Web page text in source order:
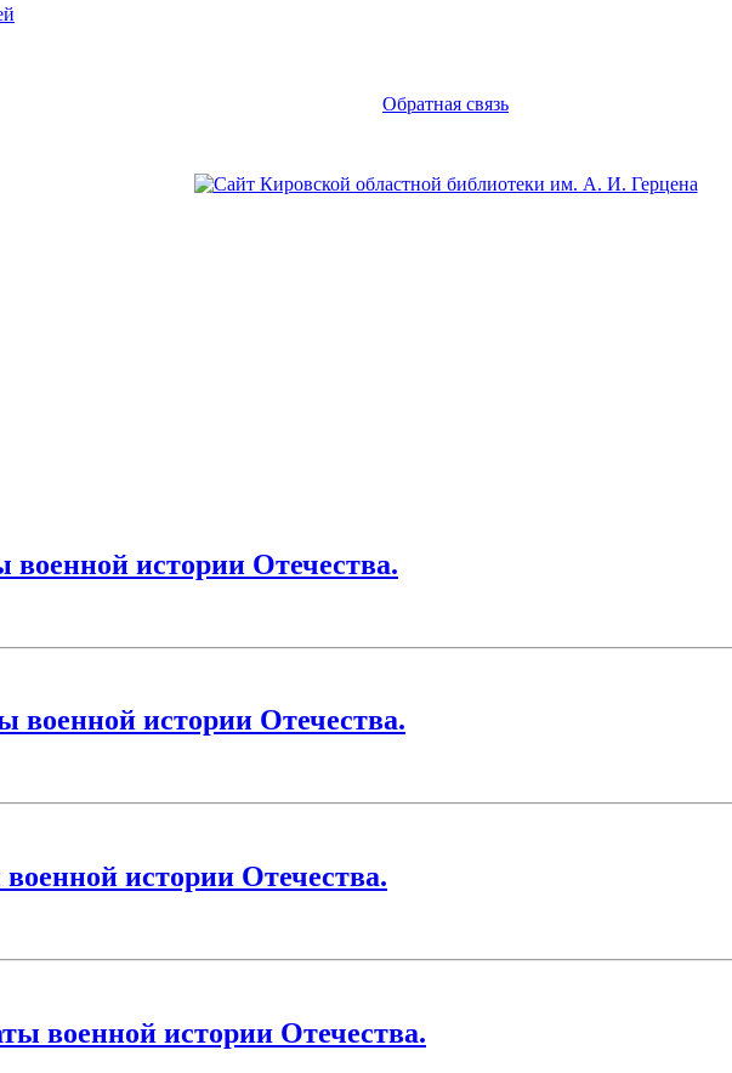
Обратная связь
истории Отечества.
истории Отечества.
истории Отечества.
военной истории Отечества.